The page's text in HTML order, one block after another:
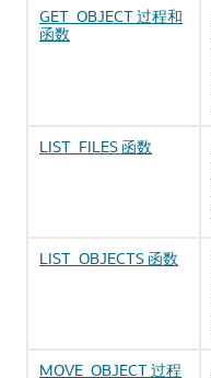
GET_OBJECT 过程和
函数
LIST_FILES 函数
LIST_OBJECTS 函数
MOVE_OBJECT 过程